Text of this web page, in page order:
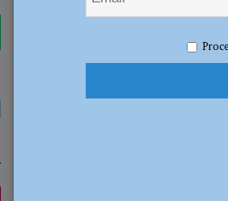
è tutto pronto per la nuova stagione
Redazione FG